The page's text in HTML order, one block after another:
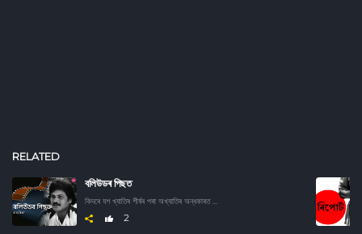
RELATED
বলিউডৰ পিছত
2